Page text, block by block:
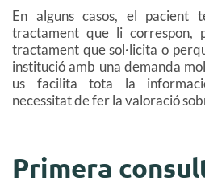
En alguns casos, el
tractament que li correspon,
tractament que sol·licita o
institució amb una demanda
us facilita tota la
necessitat de fer la valoració
Primera